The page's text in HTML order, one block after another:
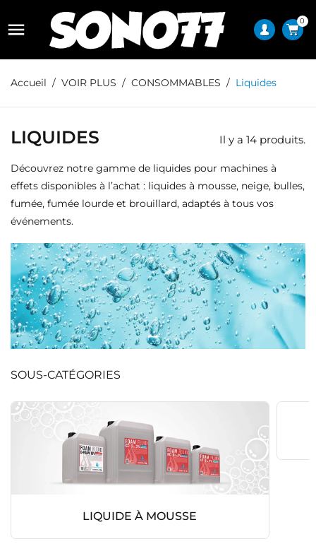
 0
Accueil VOIR PLUS CONSOMMABLES Liquides
LIQUIDES Il y a 14 produits.
Découvrez notre gamme de liquides pour machines à
effets disponibles à l’achat : liquides à mousse, neige, bulles,
fumée, fumée lourde et brouillard, adaptés à tous vos
événements.
SOUS-CATÉGORIES
LIQUIDE À MOUSSE